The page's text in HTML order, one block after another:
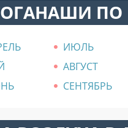
ИЮЛЬ
АВГУСТ
СЕНТЯБРЬ